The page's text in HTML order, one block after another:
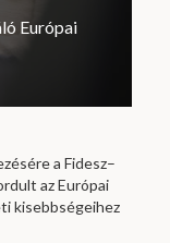
Európai
a Fidesz–
az Európai
kisebbségeihez